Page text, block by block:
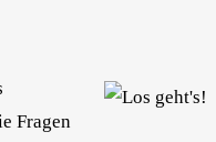
Fragen